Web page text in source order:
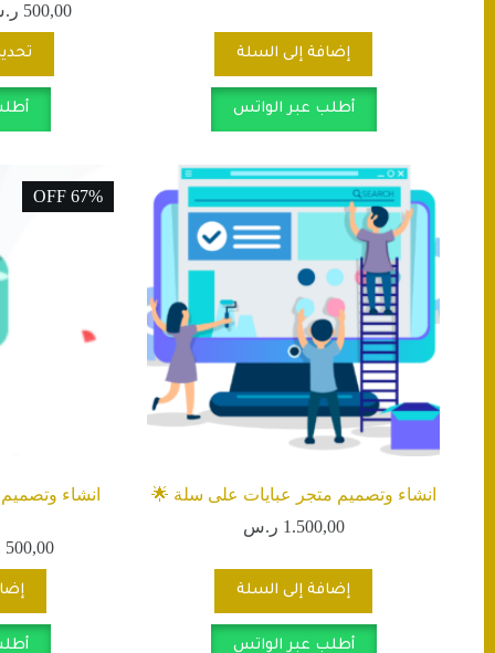
إضافة إلى السلة
أطلب عبر الواتس
500,00
انشاء وتصميم متجر عبايات على سلة 🌟
1.500,00 ر.س
إضافة إلى السلة
أطلب عبر الواتس
67% OFF
انشاء
500,00